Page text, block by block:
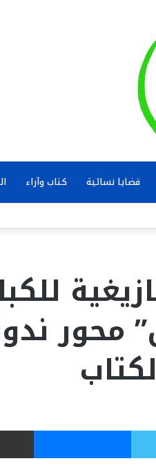
قضايا نسائية كتاب وآراء
محور
تويتر ماسنجر